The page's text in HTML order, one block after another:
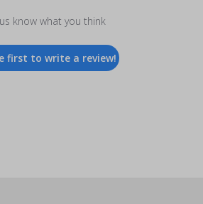
know what you think
first to write a review!